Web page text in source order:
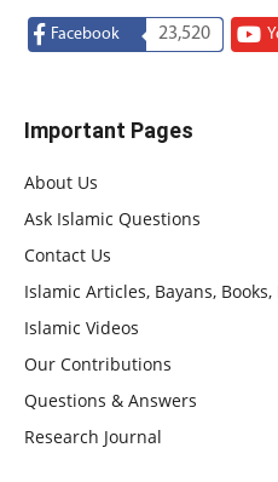
Facebook 23,520
Important Pages
About Us
Ask Islamic Questions
Contact Us
Islamic Articles, Bayans, Books,
Islamic Videos
Our Contributions
Questions & Answers
Research Journal